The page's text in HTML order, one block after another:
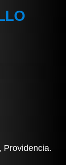
Providencia.